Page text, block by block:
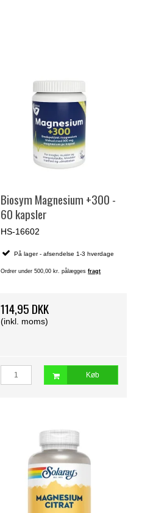
Biosym Magnesium +300 -
60 kapsler
HS-16602
På lager - afsendelse 1-3 hverdage
Ordrer under 500,00 kr. pålæggesfragt
114,95 DKK
(inkl. moms)
Køb